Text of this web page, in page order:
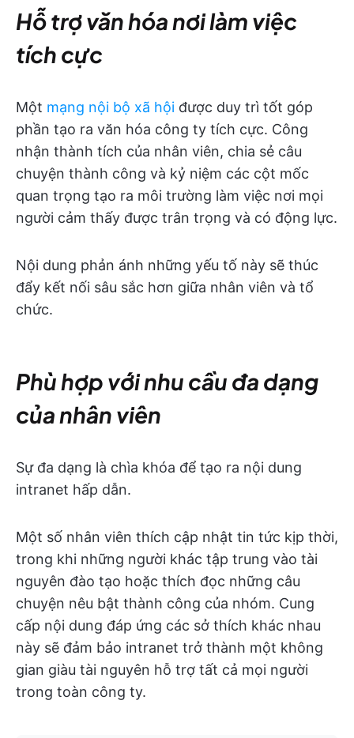
Hỗ trợ văn hóa nơi làm việc
tích cực
Một mạng nội bộ xã hội được duy trì tốt góp
phần tạo ra văn hóa công ty tích cực. Công
nhận thành tích của nhân viên, chia sẻ câu
chuyện thành công và kỷ niệm các cột mốc
quan trọng tạo ra môi trường làm việc nơi mọi
người cảm thấy được trân trọng và có động lực.
Nội dung phản ánh những yếu tố này sẽ thúc
đẩy kết nối sâu sắc hơn giữa nhân viên và tổ
chức.
Phù hợp với nhu cầu đa dạng
của nhân viên
Sự đa dạng là chìa khóa để tạo ra nội dung
intranet hấp dẫn.
Một số nhân viên thích cập nhật tin tức kịp thời,
trong khi những người khác tập trung vào tài
nguyên đào tạo hoặc thích đọc những câu
chuyện nêu bật thành công của nhóm. Cung
cấp nội dung đáp ứng các sở thích khác nhau
này sẽ đảm bảo intranet trở thành một không
gian giàu tài nguyên hỗ trợ tất cả mọi người
trong toàn công ty.